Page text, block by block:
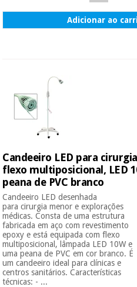
Adicionar ao
Candeeiro LED para
flexo multiposicional, LED
peana de PVC branco
Candeeiro LED desenhada
para cirurgia menor e explorações
médicas. Consta de uma estrutura
fabricada em aço com revestimento
epoxy e está equipada com flexo
multiposicional, lâmpada LED 10W e
uma peana de PVC em cor branco. É
um candeeiro ideal para clínicas e
centros sanitários. Características
técnicas: - ...